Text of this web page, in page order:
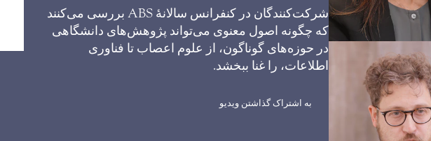
شرکت‌کنندگان در کنفرانس سالانهٔ ABS بررسی می‌کنند
که چگونه اصول معنوی می‌تواند پژوهش‌های دانشگاهی
در حوزه‌های گوناگون، از علوم اعصاب تا فناوری
اطلاعات، را غنا ببخشد.
به اشتراک گذاشتن ویدیو